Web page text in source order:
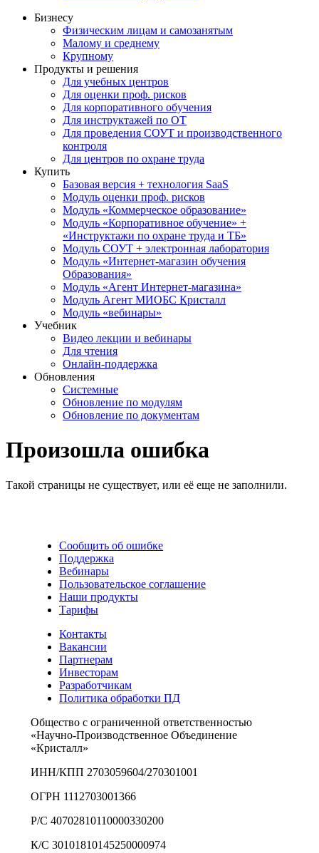
Бизнесу
Физическим лицам и самозанятым
Малому и среднему
Крупному
Продукты и решения
Для учебных центров
Для оценки проф. рисков
Для корпоративного обучения
Для инструктажей по ОТ
Для проведения СОУТ и производственного
контроля
Для центров по охране труда
Купить
Базовая версия + технология SaaS
Модуль оценки проф. рисков
Модуль «Коммерческое образование»
Модуль «Корпоративное обучение» +
«Инструктажи по охране труда и ТБ»
Модуль СОУТ + электронная лаборатория
Модуль «Интернет-магазин обучения
Образования»
Модуль «Агент Интернет-магазина»
Модуль Агент МИОБС Кристалл
Модуль «вебинары»
Учебник
Видео лекции и вебинары
Для чтения
Онлайн-поддержка
Обновления
Системные
Обновление по модулям
Обновление по документам
Произошла ошибка
Такой страницы не существует, или её еще не заполнили.
Сообщить об ошибке
Поддержка
Вебинары
Пользовательское соглашение
Наши продукты
Тарифы
Контакты
Вакансии
Партнерам
Инвесторам
Разработчикам
Политика обработки ПД
Общество с ограниченной ответственностью
«Научно-Производственное Объединение
«Кристалл»
ИНН/КПП 2703059604/270301001
ОГРН 1112703001366
Р/С 40702810110000330200
К/С 30101810145250000974